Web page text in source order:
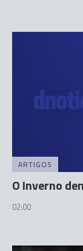
ARTIGOS
O Inverno
02:00